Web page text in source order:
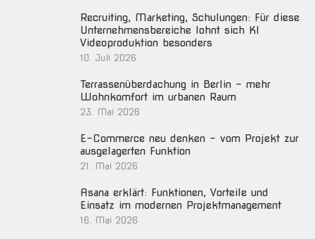
Recruiting, Marketing, Schulungen: Für diese
Unternehmensbereiche lohnt sich KI
Videoproduktion besonders
10. Juli 2026
Terrassenüberdachung in Berlin – mehr
Wohnkomfort im urbanen Raum
23. Mai 2026
E-Commerce neu denken – vom Projekt zur
ausgelagerten Funktion
21. Mai 2026
Asana erklärt: Funktionen, Vorteile und
Einsatz im modernen Projektmanagement
16. Mai 2026